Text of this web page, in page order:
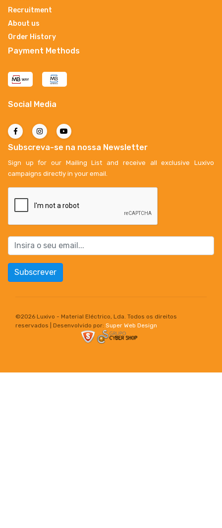
Recruitment
About us
Order History
Payment Methods
Social Media
Subscreva-se na nossa Newsletter
Sign up for our Mailing List and receive all exclusive Luxivo
campaigns directly in your email.
Subscrever
©2026 Luxivo - Material Eléctrico, Lda. Todos os direitos
reservados | Desenvolvido por: Super Web Design